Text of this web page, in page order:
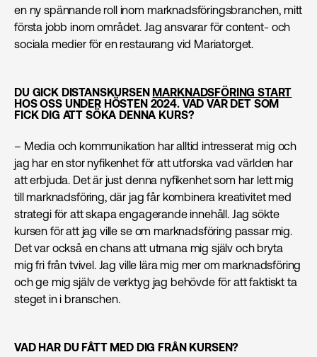
en ny spännande roll inom marknadsföringsbranchen, mitt
första jobb inom området. Jag ansvarar för content- och
sociala medier för en restaurang vid Mariatorget.
DU GICK DISTANSKURSEN MARKNADS­FÖRING START
HOS OSS UNDER HÖSTEN 2024. VAD VAR DET SOM
FICK DIG ATT SÖKA DENNA KURS?
– Media och kommunikation har alltid intresserat mig och
jag har en stor nyfikenhet för att utforska vad världen har
att erbjuda. Det är just denna nyfikenhet som har lett mig
till marknads­föring, där jag får kombinera kreativitet med
strategi för att skapa engagerande innehåll. Jag sökte
kursen för att jag ville se om marknads­föring passar mig.
Det var också en chans att utmana mig själv och bryta
mig fri från tvivel. Jag ville lära mig mer om marknads­föring
och ge mig själv de verktyg jag behövde för att faktiskt ta
steget in i branschen.
VAD HAR DU FÅTT MED DIG FRÅN KURSEN?